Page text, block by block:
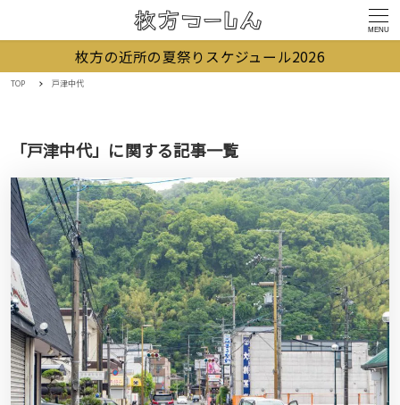
MENU
枚方の近所の夏祭りスケジュール2026
TOP 戸津中代
「戸津中代」に関する記事一覧